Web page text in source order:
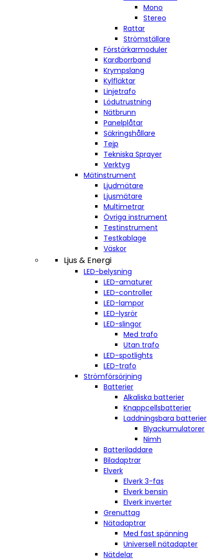
Mono
Stereo
Rattar
Strömställare
Förstärkarmoduler
Kardborrband
Krympslang
Kylfläktar
Linjetrafo
Lödutrustning
Nätbrunn
Panelplåtar
Säkringshållare
Tejp
Tekniska Sprayer
Verktyg
Mätinstrument
Ljudmätare
Ljusmätare
Multimetrar
Övriga instrument
Testinstrument
Testkablage
Väskor
Ljus & Energi
LED-belysning
LED-amaturer
LED-controller
LED-lampor
LED-lysrör
LED-slingor
Med trafo
Utan trafo
LED-spotlights
LED-trafo
Strömförsörjning
Batterier
Alkaliska batterier
Knappcellsbatterier
Laddningsbara batterier
Blyackumulatorer
Nimh
Batteriladdare
Biladaptrar
Elverk
Elverk 3-fas
Elverk bensin
Elverk inverter
Grenuttag
Nätadaptrar
Med fast spänning
Universell nätadapter
Nätdelar